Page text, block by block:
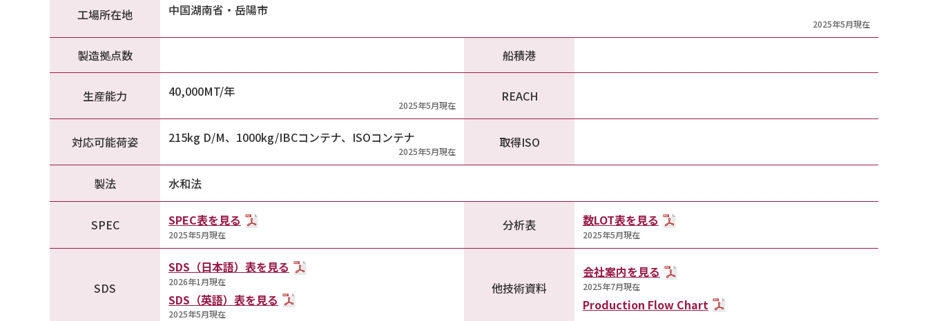
工場所在地 中国湖南省・岳陽市
2025年5月現在
製造拠点数 船積港
生産能力 40,000MT/年
2025年5月現在
REACH
対応可能荷姿 215kg D/M、1000kg/IBCコンテナ、ISOコンテナ
2025年5月現在
取得ISO
製法 水和法
SPEC SPEC表を見る
2025年5月現在
分析表 数LOT表を見る
2025年5月現在
SDS
SDS（日本語）表を見る
2026年1月現在
SDS（英語）表を見る
2025年5月現在
他技術資料
会社案内を見る
2025年7月現在
Production Flow Chart